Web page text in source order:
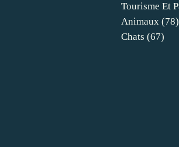
Tourisme Et
Animaux (78)
Chats (67)